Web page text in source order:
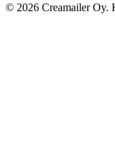
© 2026 Creamailer Oy.